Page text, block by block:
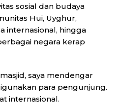
sosial dan budaya
Hui, Uyghur,
internasional, hingga
negara kerap
saya mendengar
para pengunjung.
internasional.